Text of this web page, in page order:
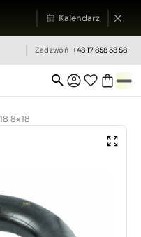
Kalendarz
Zadzwoń +48 17 858 58 58
8x18